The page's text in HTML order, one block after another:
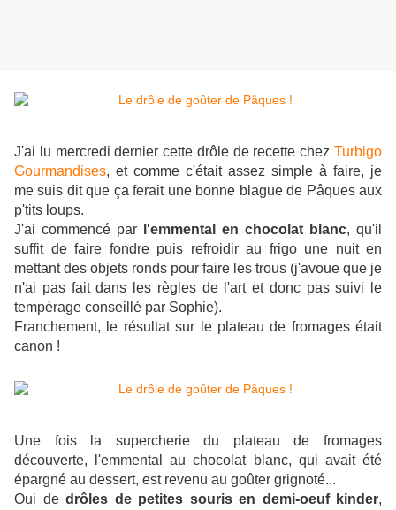
J'ai lu mercredi dernier cette drôle de recette chez Turbigo
Gourmandises, et comme c'était assez simple à faire, je
me suis dit que ça ferait une bonne blague de Pâques aux
p'tits loups.
J'ai commencé par
l'emmental en chocolat blanc, qu'il
suffit de faire fondre puis refroidir au frigo une nuit en
mettant des objets ronds pour faire les trous (j'avoue que je
n'ai pas fait dans les règles de l'art et donc pas suivi le
tempérage conseillé par Sophie).
Franchement, le résultat sur le plateau de fromages était
canon !
Une fois la supercherie du plateau de fromages
découverte, l'emmental au chocolat blanc, qui avait été
épargné au dessert, est revenu au goûter grignoté...
Oui de drôles de petites souris en demi-oeuf kinder,